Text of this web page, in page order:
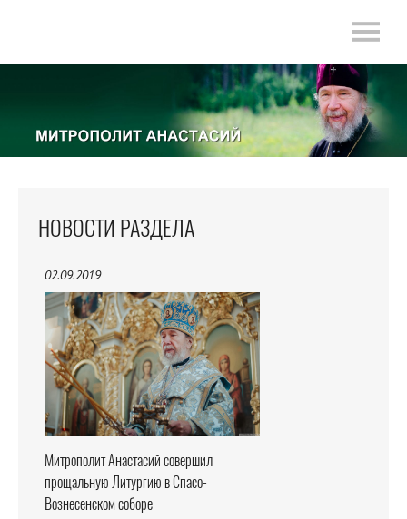
НОВОСТИ РАЗДЕЛА
02.09.2019
Митрополит Анастасий совершил
прощальную Литургию в Спасо-
Вознесенском соборе